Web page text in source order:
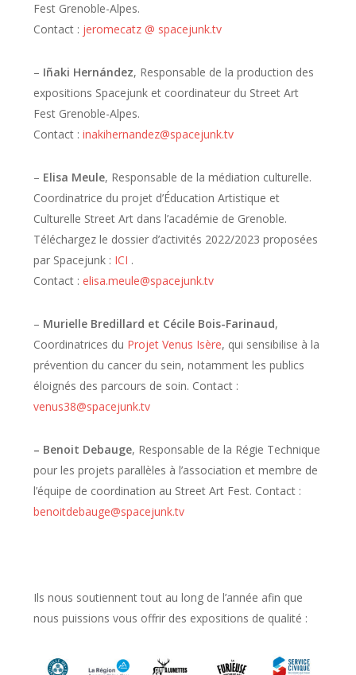
Fest Grenoble-Alpes.
Contact : jeromecatz @ spacejunk.tv
– Iñaki Hernández, Responsable de la production des
expositions Spacejunk et coordinateur du Street Art
Fest Grenoble-Alpes.
Contact : inakihernandez@spacejunk.tv
– Elisa Meule, Responsable de la médiation culturelle.
Coordinatrice du projet d’Éducation Artistique et
Culturelle Street Art dans l’académie de Grenoble.
Téléchargez le dossier d’activités 2022/2023 proposées
par Spacejunk : ICI .
Contact : elisa.meule@spacejunk.tv
– Murielle Bredillard et Cécile Bois-Farinaud,
Coordinatrices du Projet Venus Isère, qui sensibilise à la
prévention du cancer du sein, notamment les publics
éloignés des parcours de soin. Contact :
venus38@spacejunk.tv
– Benoit Debauge, Responsable de la Régie Technique
pour les projets parallèles à l’association et membre de
l’équipe de coordination au Street Art Fest. Contact :
benoitdebauge@spacejunk.tv
Ils nous soutiennent tout au long de l’année afin que
nous puissions vous offrir des expositions de qualité :